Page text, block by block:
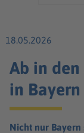
18.05.2026
Ab in den
in
Nicht nur